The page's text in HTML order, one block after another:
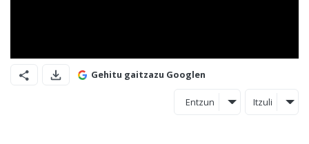
Gehitu gaitzazu Googlen
Entzun Itzuli